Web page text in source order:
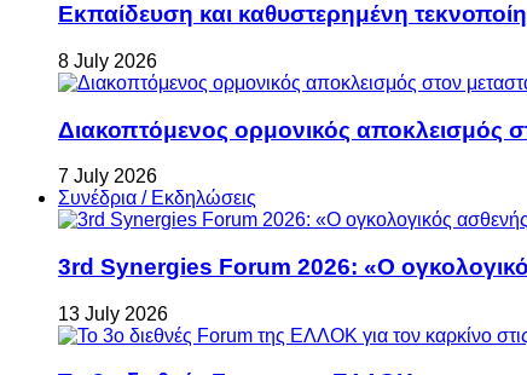
Εκπαίδευση και καθυστερημένη
8 July 2026
Διακοπτόμενος ορμονικός αποκλεισμός
7 July 2026
Συνέδρια / Εκδηλώσεις
3rd Synergies Forum 2026: «Ο
13 July 2026